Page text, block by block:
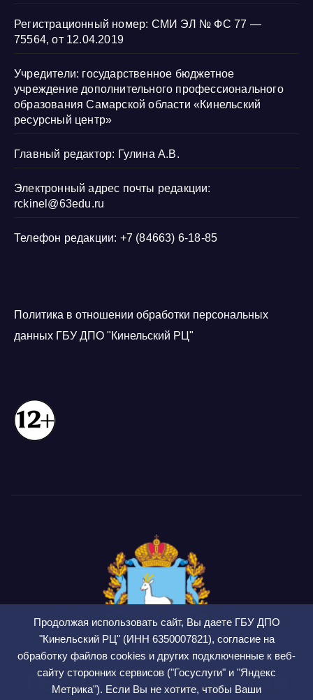
Продолжая использовать сайт, Вы даете ГБУ ДПО
"Кинельский РЦ" (ИНН 6350007821), согласие на
обработку файлов cookies и других подключенные к веб-
сайту сторонних сервисов ("Госуслуги" и "Яндекс
Метрика"). Если Вы не хотите, чтобы Ваши
Регистрационный номер: СМИ ЭЛ № ФС 77 —
75564, от 12.04.2019
Учредители: государственное бюджетное
учреждение дополнительного профессионального
образования Самарской области «Кинельский
ресурсный центр»
Главный редактор: Гулина А.В.
Электронный адрес почты редакции:
rckinel@63edu.ru
Телефон редакции: +7 (84663) 6-18-85
Политика в отношении обработки персональных
данных ГБУ ДПО "Кинельский РЦ"
ГБУ ДПО Кинельский